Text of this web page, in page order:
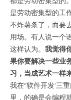
是劳动密集型的工
不炸薯条了，而要
用场。有人说一个
这样认为。 我觉得
果你要解决一些业
习，当成艺术一样
我在“软件开发‘三
里，的确是会编程